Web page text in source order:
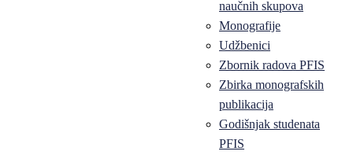
naučnih skupova
Monografije
Udžbenici
Zbornik radova PFIS
Zbirka monografskih
publikacija
Godišnjak studenata
PFIS